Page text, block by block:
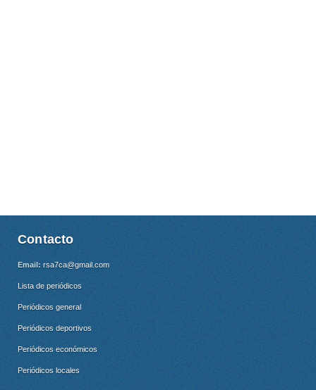
Contacto
Email: rsa7ca@gmail.com
Lista de periódicos
Periódicos general
Periódicos deportivos
Periódicos económicos
Periódicos locales